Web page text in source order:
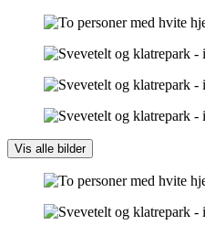
Vis alle bilder